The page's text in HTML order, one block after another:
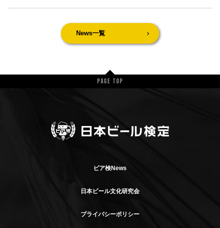
News一覧
Page Top
ビア検News
日本ビール文化研究会
プライバシーポリシー